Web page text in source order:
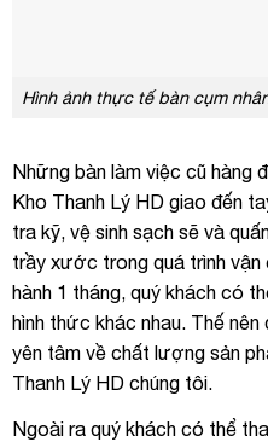
Hình ảnh thực tế bàn cụm
Những bàn làm việc cũ
Kho Thanh Lý HD giao đến
tra kỹ, vệ sinh sạch sẽ và
trầy xước trong quá trình
hành 1 tháng, quý khách có
hình thức khác nhau. Thế
yên tâm về chất lượng sản
Thanh Lý HD chúng tôi.
Ngoài ra quý khách có thể